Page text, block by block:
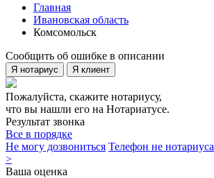
Главная
Ивановская область
Комсомольск
Сообщить об ошибке в описании
Я нотариус Я клиент
Пожалуйста, скажите нотариусу,
что вы нашли его на Нотариатусе.
Результат звонка
Все в порядке
Не могу дозвониться Телефон не нотариуса
>
Ваша оценка